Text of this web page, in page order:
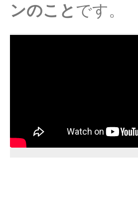
ンのことです。